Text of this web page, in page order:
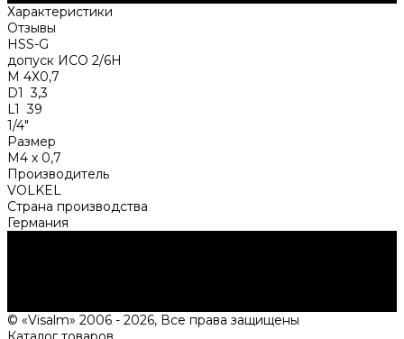
Характеристики
Отзывы
HSS-G
допуск ИСО 2/6Н
M 4Х0,7
D1 3,3
L1 39
1/4"
Размер
М4 х 0,7
Производитель
VOLKEL
Страна производства
Германия
© «Visalm» 2006 - 2026, Все права защищены